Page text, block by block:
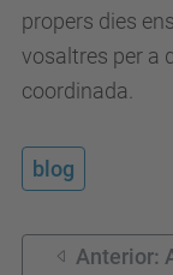
propers dies
vosaltres per a
coordinada.
blog
Anterior: